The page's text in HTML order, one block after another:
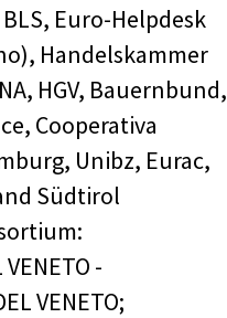
Euro-Helpdesk
Handelskammer
HGV, Bauernbund,
Cooperativa
Unibz, Eurac,
Südtirol
-
VENETO;